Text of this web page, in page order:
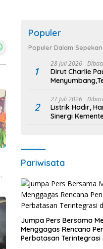
Populer
Populer Dalam Sepekan
1
28 Juli 2026
Dirut Charlie
Kepentingan
2
27 Juli 2026
Listrik Hadir,
Sinergi
Percepat
Pariwisata
Jumpa Pers Bersama
Menggagas Rencana
Perbatasan